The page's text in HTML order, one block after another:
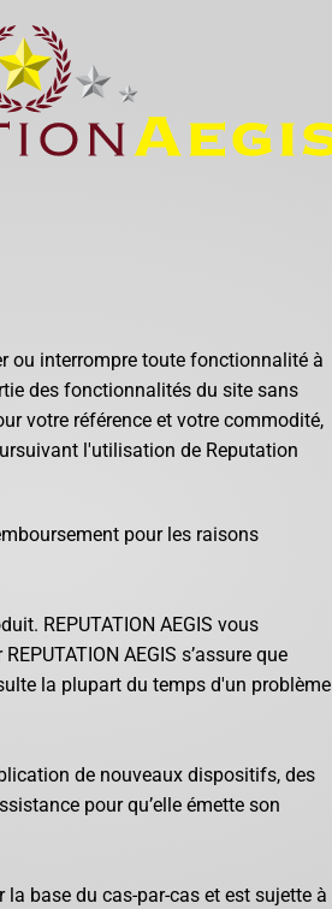
ou interrompre toute fonctionnalité à
des fonctionnalités du site sans
votre référence et votre commodité,
l'utilisation de Reputation
pour les raisons
REPUTATION AEGIS vous
AEGIS s’assure que
la plupart du temps d'un problème
de nouveaux dispositifs, des
pour qu’elle émette son
base du cas-par-cas et est sujette à